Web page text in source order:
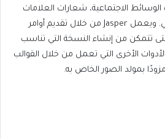
الاجتماعية، شعارات العلامات
ونسخ الويب، البريد الإلكتروني. ويعمل Jasper من خلال تقديم أوامر
تتمكن من إنشاء النسخة التي تناسب
الأخرى التي تعمل من خلال القوالب